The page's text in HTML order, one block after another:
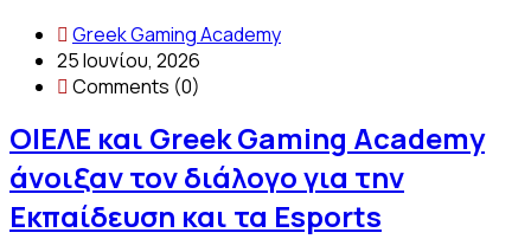
Greek Gaming Academy
25 Ιουνίου, 2026
Comments (0)
ΟΙΕΛΕ και Greek Gaming Academy
άνοιξαν τον διάλογο για την
Εκπαίδευση και τα Esports